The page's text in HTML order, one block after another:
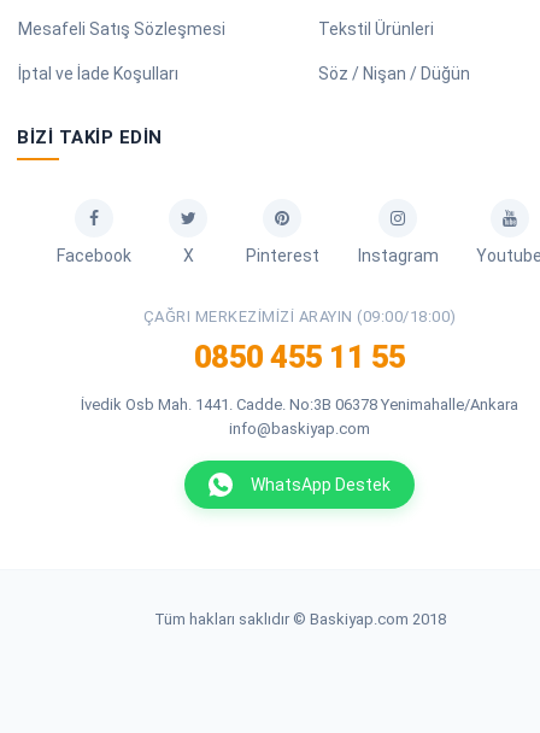
Mesafeli Satış Sözleşmesi
İptal ve İade Koşulları
Tekstil Ürünleri
Söz / Nişan / Düğün
BIZI TAKIP EDIN
Facebook X Pinterest Instagram
ÇAĞRI MERKEZIMIZI ARAYIN (09:00/18:00)
0850 455 11 55
İvedik Osb Mah. 1441. Cadde. No:3B 06378 Yenimahalle/Ankara
info@baskiyap.com
WhatsApp Destek
Tüm hakları saklıdır © Baskiyap.com 2018